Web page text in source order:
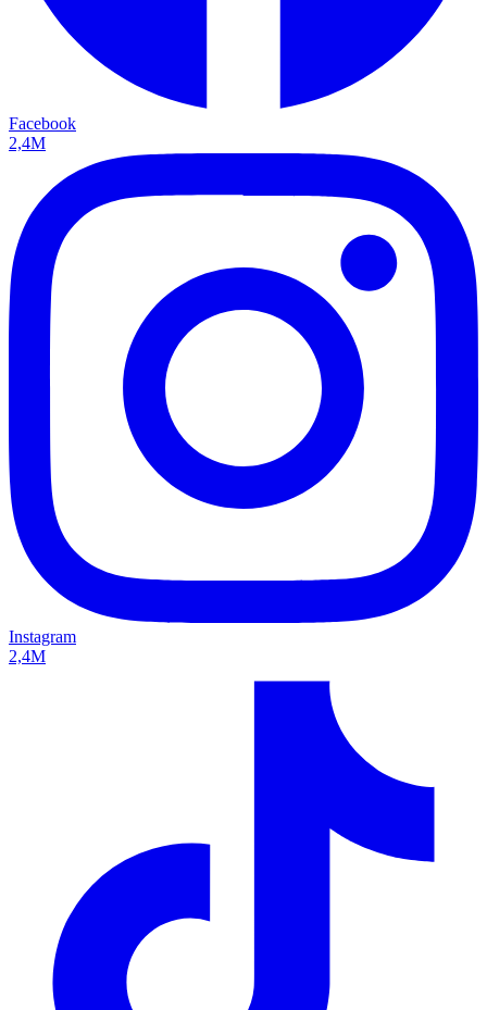
Facebook
2,4M
Instagram
2,4M